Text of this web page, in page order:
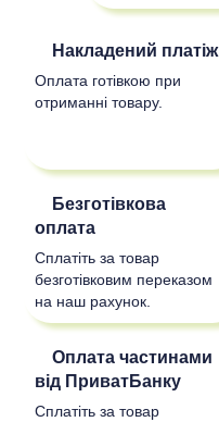
Накладений платіж
Оплата готівкою при
отриманні товару.
Безготівкова
оплата
Сплатіть за товар
безготівковим переказом
на наш рахунок.
Оплата частинами
від ПриватБанку
Сплатіть за товар